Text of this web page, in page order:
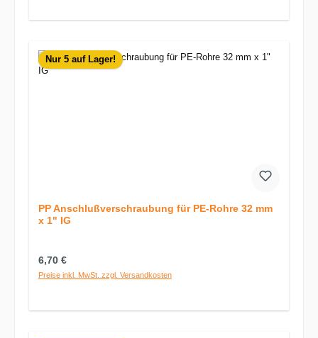
Nur 5 auf Lager!
PP Anschlußverschraubung für PE-Rohre 32 mm
x 1" IG
Regulärer Preis:
6,70 €
Preise inkl. MwSt. zzgl. Versandkosten